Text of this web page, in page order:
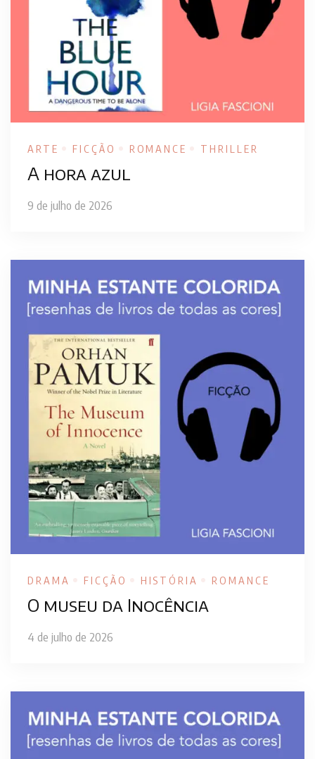
ARTE FICÇÃO ROMANCE THRILLER
A hora azul
9 de julho de 2026
DRAMA FICÇÃO HISTÓRIA ROMANCE
O museu da Inocência
4 de julho de 2026